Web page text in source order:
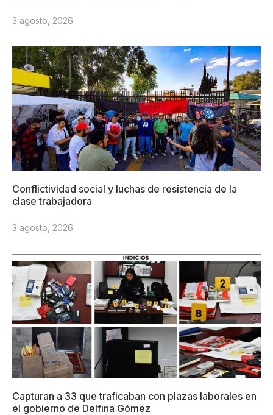
3 agosto, 2026
Conflictividad social y luchas de resistencia de la
clase trabajadora
3 agosto, 2026
Capturan a 33 que traficaban con plazas laborales en
el gobierno de Delfina Gómez